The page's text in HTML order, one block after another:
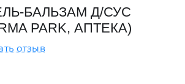
БАЛЬЗАМ Д/СУС
PARK, АПТЕКА)
отзыв